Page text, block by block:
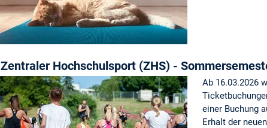
Zentraler Hochschulsport (ZHS) -
Ab 16.03.2026
einer Buchung
Erhalt der